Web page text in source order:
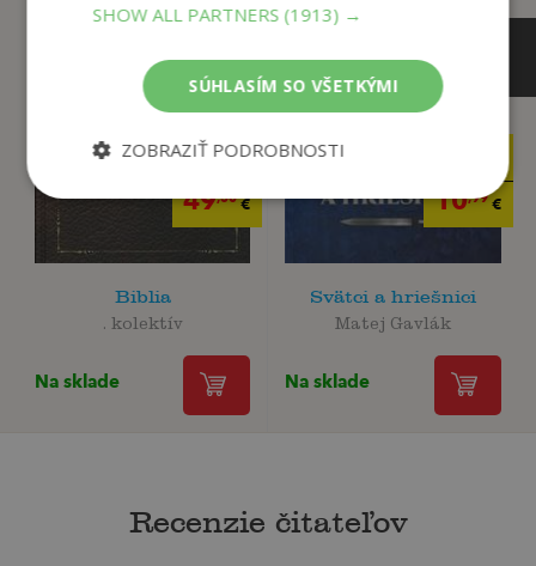
69 ,00
49,50€
Biblia
. kolektív
Na sklade
10,99€
Svätci a hriešnici
Matej Gavlák
Na sklade
Recenzie čitateľov
SHOW ALL PARTNERS (1913) →
SÚHLASÍM SO VŠETKÝMI
ZOBRAZIŤ PODROBNOSTI